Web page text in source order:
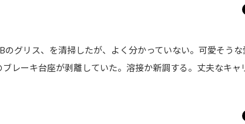
グリス、を清掃したが、よく分かっていない。可愛そうな
レーキ台座が剥離していた。溶接か新調する。丈夫なキ